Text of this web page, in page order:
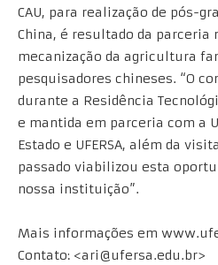
CAU, para realização de pós-
China, é resultado da parceria
mecanização da agricultura
pesquisadores chineses. “O
durante a Residência
e mantida em parceria com a
Estado e UFERSA, além da
passado viabilizou esta
nossa instituição”.
Mais informações em
Contato: <ari@ufersa.edu.br>